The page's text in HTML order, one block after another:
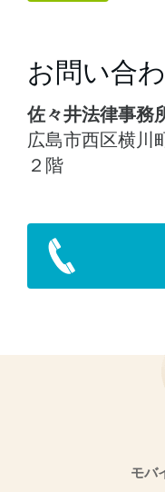
お問い合
佐々井法律事務
広島市西区横川
２階
モバ